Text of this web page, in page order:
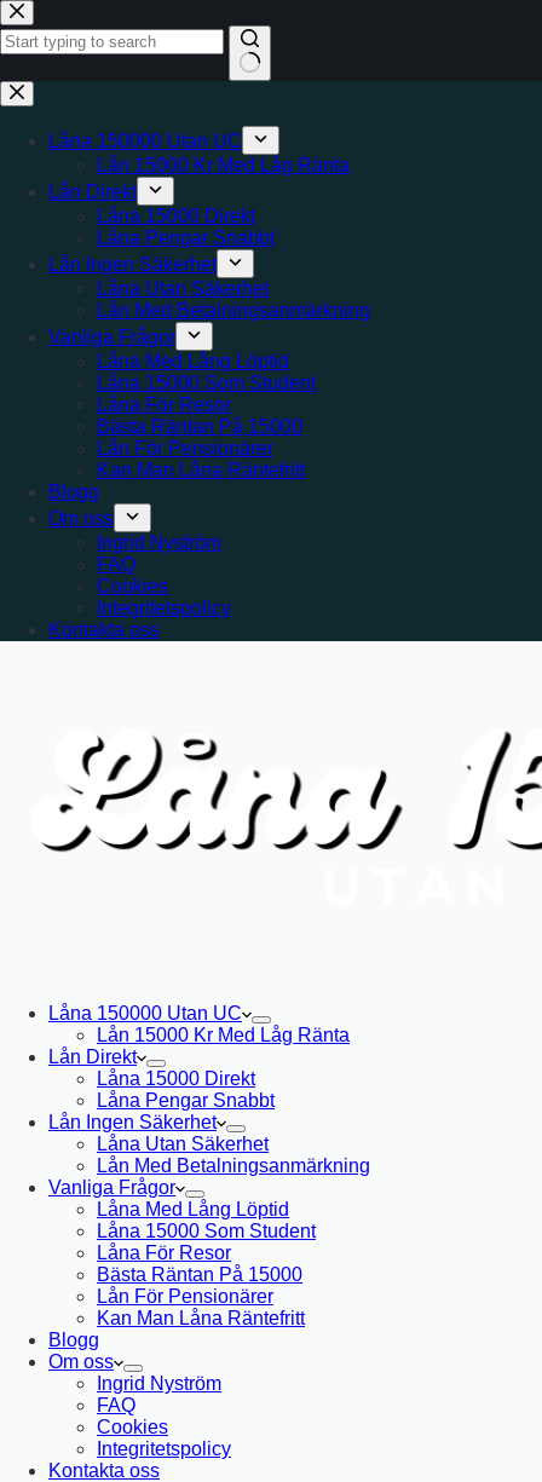
Hoppa
till
innehåll
Inga
resultat
Låna 150000 Utan UC
Lån 15000 Kr Med Låg Ränta
Lån Direkt
Låna 15000 Direkt
Låna Pengar Snabbt
Lån Ingen Säkerhet
Låna Utan Säkerhet
Lån Med Betalningsanmärkning
Vanliga Frågor
Låna Med Lång Löptid
Låna 15000 Som Student
Låna För Resor
Bästa Räntan På 15000
Lån För Pensionärer
Kan Man Låna Räntefritt
Blogg
Om oss
Ingrid Nyström
FAQ
Cookies
Integritetspolicy
Kontakta oss
Låna 150000 Utan UC
Lån 15000 Kr Med Låg Ränta
Lån Direkt
Låna 15000 Direkt
Låna Pengar Snabbt
Lån Ingen Säkerhet
Låna Utan Säkerhet
Lån Med Betalningsanmärkning
Vanliga Frågor
Låna Med Lång Löptid
Låna 15000 Som Student
Låna För Resor
Bästa Räntan På 15000
Lån För Pensionärer
Kan Man Låna Räntefritt
Blogg
Om oss
Ingrid Nyström
FAQ
Cookies
Integritetspolicy
Kontakta oss